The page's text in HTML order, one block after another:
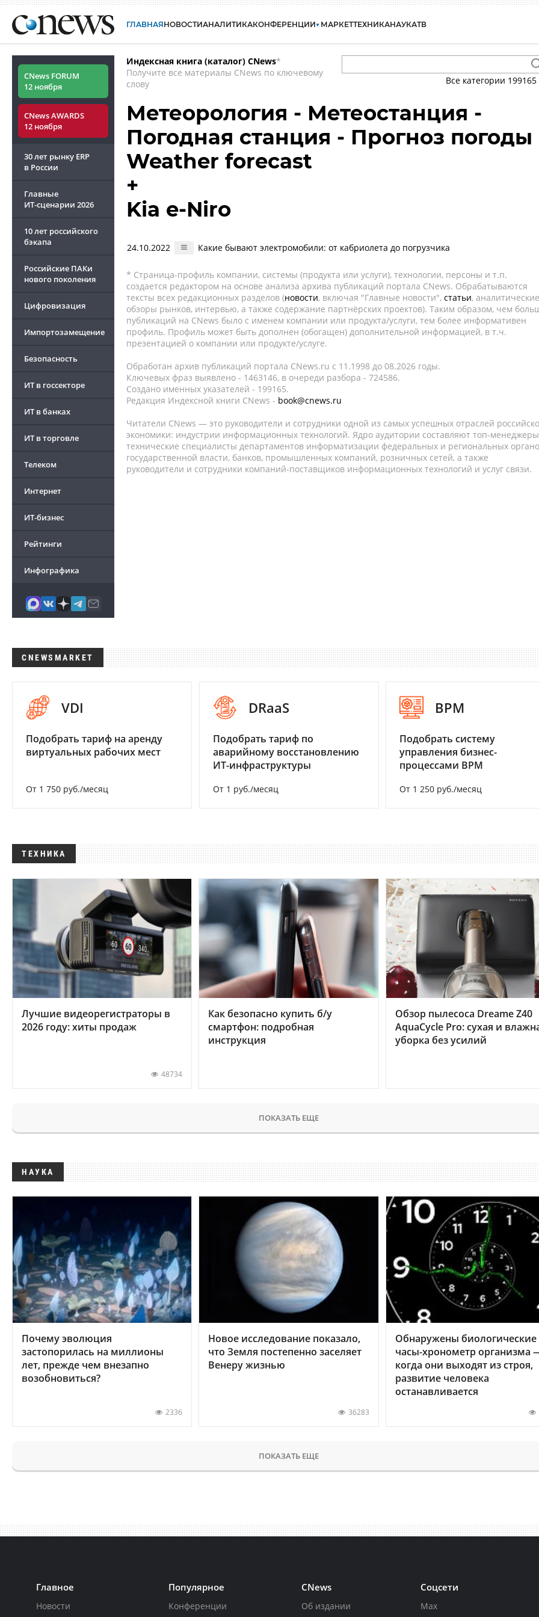
ГЛАВНАЯНОВОСТИАНАЛИТИКАКОНФЕРЕНЦИИ МАРКЕТТЕХНИКАНАУКАТВ
CNews FORUM
12 ноября
CNews AWARDS
12 ноября
30 лет рынку ERP
в России
Главные
ИТ-сценарии 2026
10 лет российского
бэкапа
Российские ПАКи
нового поколения
Цифровизация
Импортозамещение
Безопасность
ИТ в госсекторе
ИТ в банках
ИТ в торговле
Телеком
Интернет
ИТ-бизнес
Рейтинги
Инфографика
Индексная книга (каталог) CNews*
Получите все материалы CNews по ключевому
слову
Все категории 199165
Метеорология - Метеостанция -
Погодная станция - Прогноз погоды
Weather forecast
+
Kia e-Niro
24.10.2022 Какие бывают электромобили: от кабриолета до погрузчика
* Страница-профиль компании, системы (продукта или услуги), технологии, персоны и т.п.
создается редактором на основе анализа архива публикаций портала CNews. Обрабатываются
тексты всех редакционных разделов (новости, включая "Главные новости", статьи, аналитические
обзоры рынков, интервью, а также содержание партнёрских проектов). Таким образом, чем
публикаций на CNews было с именем компании или продукта/услуги, тем более информативен
профиль. Профиль может быть дополнен (обогащен) дополнительной информацией, в т.ч.
презентацией о компании или продукте/услуге.
Обработан архив публикаций портала CNews.ru c 11.1998 до 08.2026 годы.
Ключевых фраз выявлено - 1463146, в очереди разбора - 724586.
Создано именных указателей - 199165.
Редакция Индексной книги CNews - book@cnews.ru
Читатели CNews — это руководители и сотрудники одной из самых успешных отраслей
экономики: индустрии информационных технологий. Ядро аудитории составляют топ-
технические специалисты департаментов информатизации федеральных и региональных
государственной власти, банков, промышленных компаний, розничных сетей, а также
руководители и сотрудники компаний-поставщиков информационных технологий и услуг связи.
CNEWSMARKET
VDI
Подобрать тариф на аренду
виртуальных рабочих мест
От 1 750 руб./месяц
DRaaS
Подобрать тариф по
аварийному восстановлению
ИТ-инфраструктуры
От 1 руб./месяц
BPM
Подобрать систему
управления бизнес-
процессами BPM
От 1 250 руб./месяц
ТЕХНИКА
Лучшие видеорегистраторы в
2026 году: хиты продаж
48734
Как безопасно купить б/у
смартфон: подробная
инструкция
Обзор пылесоса Dreame Z40
AquaCycle Pro: сухая и
уборка без усилий
ПОКАЗАТЬ ЕЩЕ
НАУКА
Почему эволюция
застопорилась на миллионы
лет, прежде чем внезапно
возобновиться?
2336
Новое исследование показало,
что Земля постепенно заселяет
Венеру жизнью
36283
Обнаружены биологические
часы-хронометр организма
когда они выходят из строя,
развитие человека
останавливается
ПОКАЗАТЬ ЕЩЕ
Главное
Новости
Популярное
Конференции
CNews
Об издании
Соцсети
Max